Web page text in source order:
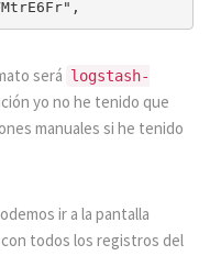
será logstash-
yo no he tenido que
manuales si he tenido
ir a la pantalla
todos los registros del